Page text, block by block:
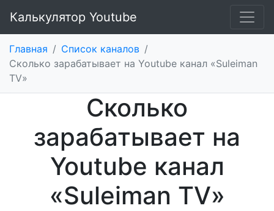
Калькулятор Youtube
Главная / Список каналов /
Сколько зарабатывает на Youtube канал «Suleiman
TV»
Сколько
зарабатывает на
Youtube канал
«Suleiman TV»